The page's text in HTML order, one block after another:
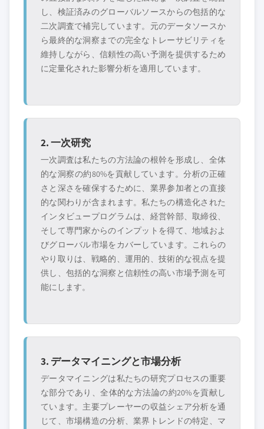
し、検証済みのグローバルソースからの包括的な
二次調査で補完しています。元のデータソースか
ら最終的な洞察までの完全なトレーサビリティを
維持しながら、信頼性の高い予測を提供するため
に定量化された影響分析を適用しています。
2. 一次研究
一次調査は私たちの方法論の根幹を形成し、全体
的な洞察の約80%を貢献しています。分析の正確
さと深さを確保するために、業界参加者との直接
的な関わりが含まれます。私たちの構造化された
インタビュープログラムは、経営幹部、取締役、
そして専門家からのインプットを得て、地域およ
びグローバル市場をカバーしています。これらの
やり取りは、戦略的、運用的、技術的な視点を提
供し、包括的な洞察と信頼性の高い市場予測を可
能にします。
3. データマイニングと市場分析
データマイニングは私たちの研究プロセスの重要
な部分であり、全体的な方法論の約20%を貢献し
ています。主要プレーヤーの収益シェア分析を通
じて、市場構造の分析、業界トレンドの特定、マ